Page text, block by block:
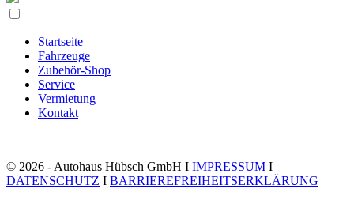
Startseite
Fahrzeuge
Zubehör-Shop
Service
Vermietung
Kontakt
© 2026 - Autohaus Hübsch GmbH I IMPRESSUM I
DATENSCHUTZ I BARRIEREFREIHEITSERKLÄRUNG